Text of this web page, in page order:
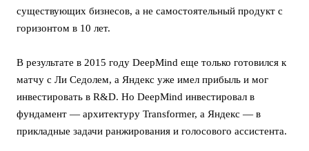
существующих бизнесов, а не самостоятельный продукт с
горизонтом в 10 лет.
В результате в 2015 году DeepMind еще только готовился к
матчу с Ли Седолем, а Яндекс уже имел прибыль и мог
инвестировать в R&D. Но DeepMind инвестировал в
фундамент — архитектуру Transformer, а Яндекс — в
прикладные задачи ранжирования и голосового ассистента.